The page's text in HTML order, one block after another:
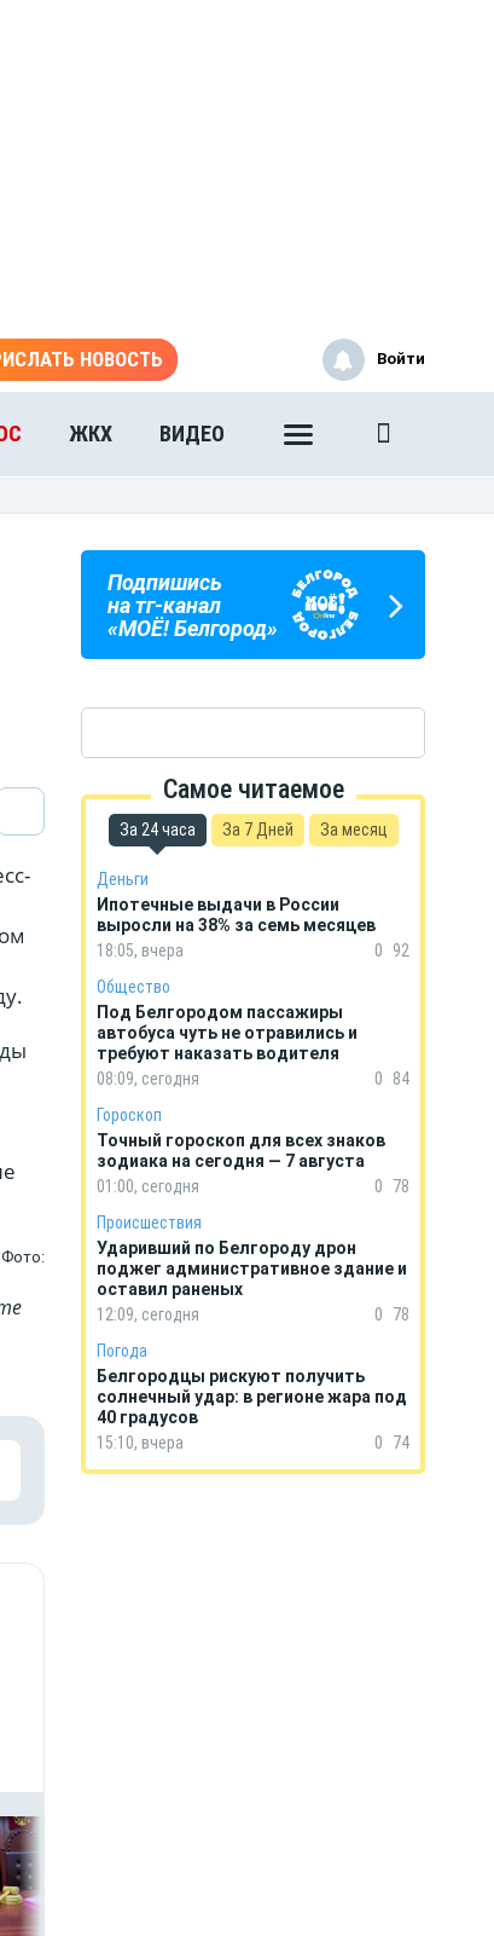
НОВОСТЬ
ЖКХ ВИДЕО
Войти
Фото:
Подпишись
на тг-канал
«МОЁ! Белгород»
ГОРОСКОП
НА КАЖДЫЙ ДЕНЬ
ПОГОДА
В БЕЛГОРОДЕ
Самое читаемое
За 24 часа За 7 Дней За месяц
Деньги
Ипотечные выдачи в России
выросли на 38% за семь месяцев
18:05, вчера
0
92
Общество
Под Белгородом пассажиры
автобуса чуть не отравились и
требуют наказать водителя
08:09, сегодня
0
84
Гороскоп
Точный гороскоп для всех знаков
зодиака на сегодня — 7 августа
01:00, сегодня
0
78
Происшествия
Ударивший по Белгороду дрон
поджег административное здание и
оставил раненых
12:09, сегодня
0
78
Погода
Белгородцы рискуют получить
солнечный удар: в регионе жара под
40 градусов
15:10, вчера
0 74